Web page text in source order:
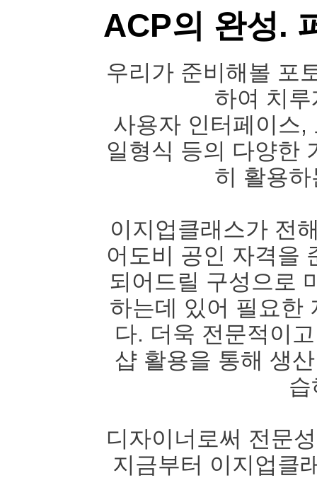
ACP의 완성.
우리가 준비해볼 포
하여 치
사용자 인터페이스,
일형식 등의 다양한
히 활용
이지업클래스가 전
어도비 공인 자격을
되어드릴 구성으로
하는데 있어 필요한
다. 더욱 전문적이
샵 활용을 통해 생
디자이너로써 전문
지금부터 이지업클